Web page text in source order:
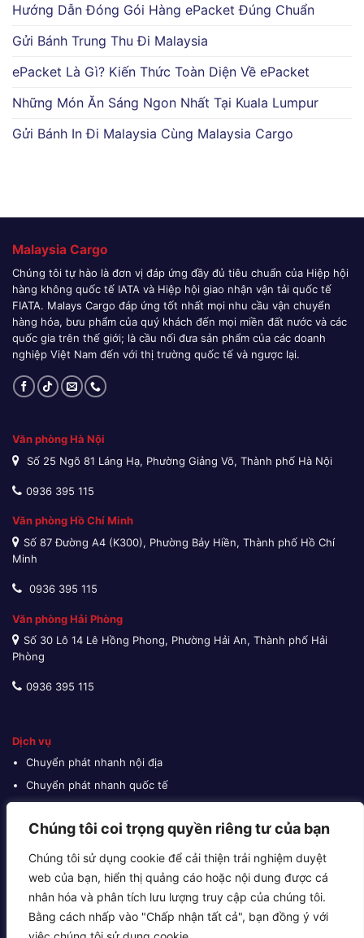
Chúng tôi coi trọng quyền riêng tư của bạn
Chúng tôi sử dụng cookie để cải thiện trải nghiệm duyệt
web của bạn, hiển thị quảng cáo hoặc nội dung được cá
nhân hóa và phân tích lưu lượng truy cập của chúng tôi.
Bằng cách nhấp vào "Chấp nhận tất cả", bạn đồng ý với
Hướng Dẫn Đóng Gói Hàng ePacket Đúng Chuẩn
Gửi Bánh Trung Thu Đi Malaysia
ePacket Là Gì? Kiến Thức Toàn Diện Về ePacket
Những Món Ăn Sáng Ngon Nhất Tại Kuala Lumpur
Gửi Bánh In Đi Malaysia Cùng Malaysia Cargo
Malaysia Cargo
Chúng tôi tự hào là đơn vị đáp ứng đầy đủ tiêu chuẩn của Hiệp hội
hàng không quốc tế IATA và Hiệp hội giao nhận vận tải quốc tế
FIATA. Malays Cargo đáp ứng tốt nhất mọi nhu cầu vận chuyển
hàng hóa, bưu phẩm của quý khách đến mọi miền đất nước và các
quốc gia trên thế giới; là cầu nối đưa sản phẩm của các doanh
nghiệp Việt Nam đến với thị trường quốc tế và ngược lại.
Văn phòng Hà Nội
Số 25 Ngõ 81 Láng Hạ, Phường Giảng Võ, Thành phố Hà Nội
0936 395 115
Văn phòng Hồ Chí Minh
Số 87 Đường A4 (K300), Phường Bảy Hiền, Thành phố Hồ Chí
Minh
0936 395 115
Văn phòng Hải Phòng
Số 30 Lô 14 Lê Hồng Phong, Phường Hải An, Thành phố Hải
Phòng
0936 395 115
Dịch vụ
Chuyển phát nhanh nội địa
Chuyển phát nhanh quốc tế
Vận tải đường biển
Vận tải đường bộ
Vận tải đường hàng không
Cho thuê kho bãi
Khai báo hải quan